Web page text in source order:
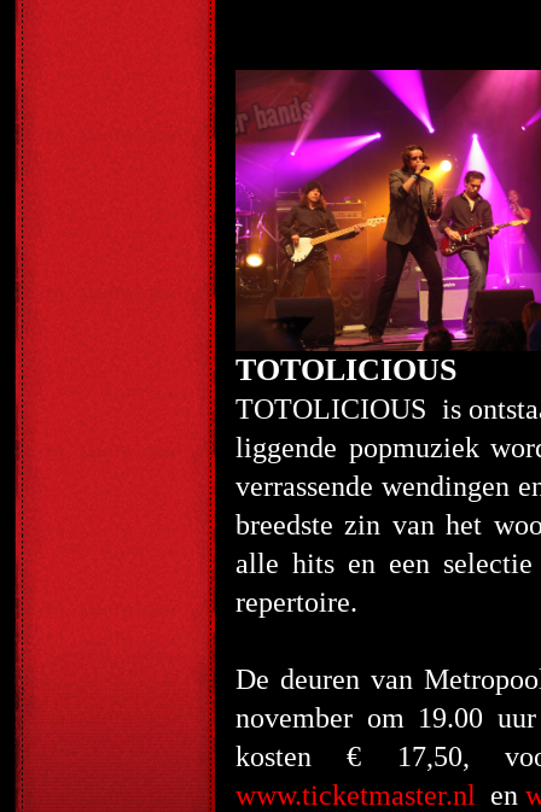
TOTOLICIOUS
TOTOLICIOUS is
liggende popmuziek
verrassende wendingen
breedste zin van het
alle hits en een
repertoire.
De deuren van
november om 19.00
kosten € 17,50,
www.ticketmaster.nl en